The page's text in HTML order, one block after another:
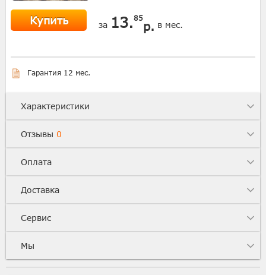
Купить за 13.85
р. в мес.
Гарантия 12 мес.
Характеристики
Отзывы 0
Оплата
Доставка
Сервис
Мы